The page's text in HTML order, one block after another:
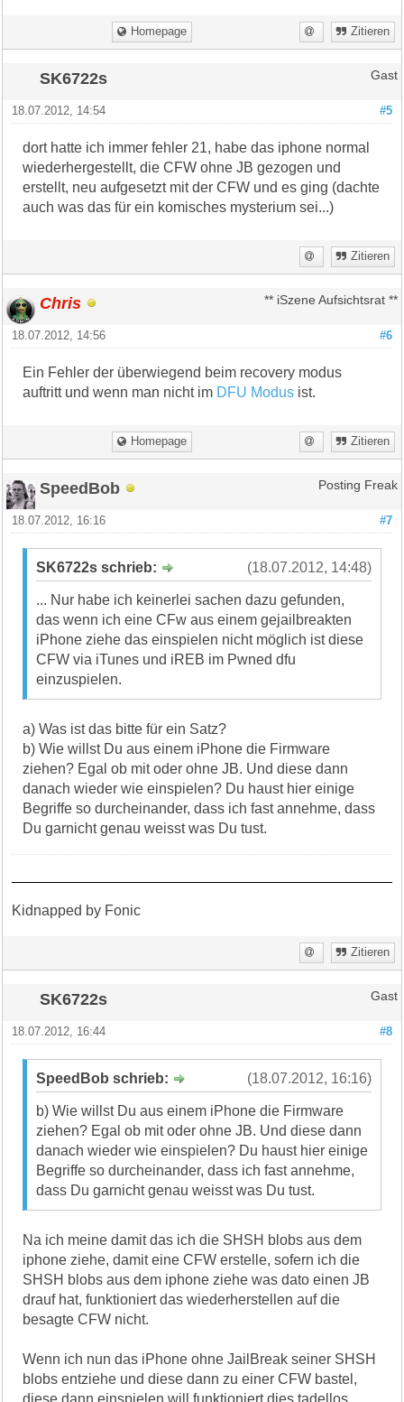
Homepage Zitieren
SK6722s Gast
#5
18.07.2012, 14:54
dort hatte ich immer fehler 21, habe das iphone normal
wiederhergestellt, die CFW ohne JB gezogen und
erstellt, neu aufgesetzt mit der CFW und es ging (dachte
auch was das für ein komisches mysterium sei...)
Zitieren
Chris ** iSzene Aufsichtsrat **
#6
18.07.2012, 14:56
Ein Fehler der überwiegend beim recovery modus
auftritt und wenn man nicht im DFU Modus ist.
Homepage Zitieren
SpeedBob Posting Freak
#7
18.07.2012, 16:16
(18.07.2012, 14:48)
SK6722s schrieb:
... Nur habe ich keinerlei sachen dazu gefunden,
das wenn ich eine CFw aus einem gejailbreakten
iPhone ziehe das einspielen nicht möglich ist diese
CFW via iTunes und iREB im Pwned dfu
einzuspielen.
a) Was ist das bitte für ein Satz?
b) Wie willst Du aus einem iPhone die Firmware
ziehen? Egal ob mit oder ohne JB. Und diese dann
danach wieder wie einspielen? Du haust hier einige
Begriffe so durcheinander, dass ich fast annehme, dass
Du garnicht genau weisst was Du tust.
Kidnapped by Fonic
Zitieren
SK6722s Gast
#8
18.07.2012, 16:44
(18.07.2012, 16:16)
SpeedBob schrieb:
b) Wie willst Du aus einem iPhone die Firmware
ziehen? Egal ob mit oder ohne JB. Und diese dann
danach wieder wie einspielen? Du haust hier einige
Begriffe so durcheinander, dass ich fast annehme,
dass Du garnicht genau weisst was Du tust.
Na ich meine damit das ich die SHSH blobs aus dem
iphone ziehe, damit eine CFW erstelle, sofern ich die
SHSH blobs aus dem iphone ziehe was dato einen JB
drauf hat, funktioniert das wiederherstellen auf die
besagte CFW nicht.
Wenn ich nun das iPhone ohne JailBreak seiner SHSH
blobs entziehe und diese dann zu einer CFW bastel,
diese dann einspielen will funktioniert dies tadellos